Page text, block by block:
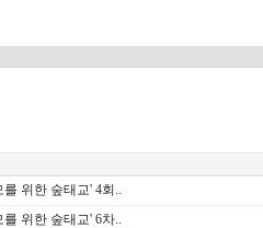
위한 숲태교' 4회..
위한 숲태교' 6차..